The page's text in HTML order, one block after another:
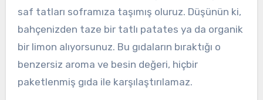
saf tatları soframıza taşımış oluruz. Düşünün ki,
bahçenizden taze bir tatlı patates ya da organik
bir limon alıyorsunuz. Bu gıdaların bıraktığı o
benzersiz aroma ve besin değeri, hiçbir
paketlenmiş gıda ile karşılaştırılamaz.